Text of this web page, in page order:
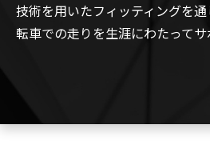
技術を用いたフィッティングを
転車での走りを生涯にわたってサ